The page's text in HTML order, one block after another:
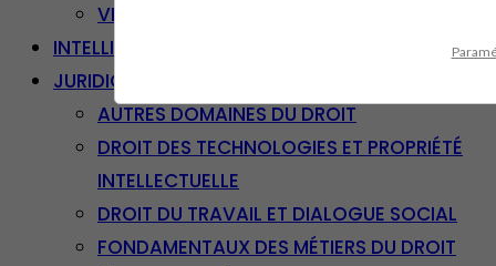
VENTE – RELATION CLIENT
INTELLIGENCE ARTIFICIELLE
JURIDIQUE
AUTRES DOMAINES DU DROIT
DROIT DES TECHNOLOGIES ET PROPRIÉTÉ
INTELLECTUELLE
DROIT DU TRAVAIL ET DIALOGUE SOCIAL
FONDAMENTAUX DES MÉTIERS DU DROIT